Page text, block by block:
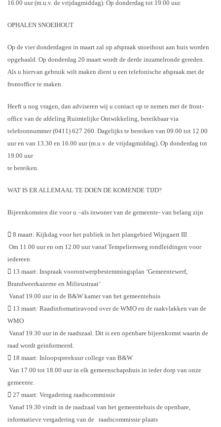
16.00 uur (m.u.v. de vrijdagmiddag). Op donderdag tot 19.00 uur.
OPHALEN SNOEIHOUT
Op de vier donderdagen in maart zal op afspraak snoeihout aan huis worden
opgehaald. Op donderdag 20 maart wordt de derde inzamelronde gereden.
Als u hiervan gebruik wilt maken dient u een telefonische afspraak met de
frontoffice te maken.
Heeft u nog vragen, dan adviseren wij u contact op te nemen met de front-
office van de afdeling Ruimtelijke Ontwikkeling, bereikbaar via
telefoonnummer (0411) 627 260. Dagelijks te bereiken van 09.00 tot 12.00
uur en van 13.30 en 16.00 uur (m.u.v. de vrijdagmiddag). Op donderdag tot
19.00 uur
te bereiken.
WAT IS ER ALLEMAAL TE DOEN DE KOMENDE TIJD?
Bijeenkomsten die voor u –als inwoner van de gemeente- van belang zijn
 8 maart: Kijkdag voor het publiek in het plangebied Wijngaert III
Om 11.00 uur en om 12.00 uur vanaf Tempeliersweg rondleidingen voor
iedereen
 13 maart: Inspraak voorontwerpbestemmingsplan ‘Gemeentewerf,
Brandweerkazerne en Milieustraat’
Vanaf 19.00 uur in de B&W kamer van het gemeentehuis
 13 maart: Raadinformatieavond over de WMO en de raakvlakken van de
WMO
Vanaf 19.30 uur in de raadszaal. Dit is een openbare bijeenkomst waarin de
raad wordt geinformeerd.
 18 maart: Inloopspreekuur college van B&W
Van 17.00 tot 18.00 uur in elk gemeenschapshuis in ieder dorp van onze
gemeente.
 27 maart: Vergadering raadscommissie
Vanaf 19.30 vindt in de raadzaal van het gemeentehuis de openbare,
informatieve vergadering van de raadscommissie plaats